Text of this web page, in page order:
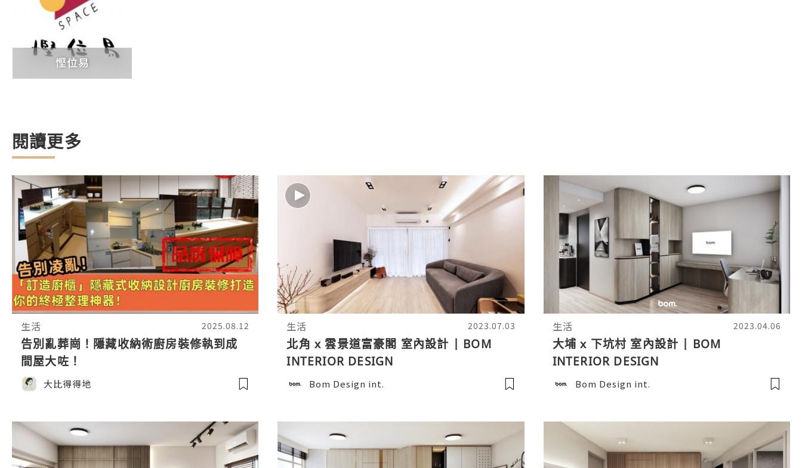
慳位易
閱讀更多
生活 2025.08.12
告別亂葬崗！隱藏收納術廚房裝修執到成
間屋大咗！
大比得得地
生活 2023.07.03
北角 x 雲景道富豪閣 室內設計 | BOM
INTERIOR DESIGN
Bom Design int.
生活 2023.04.06
大埔 x 下坑村 室內設計 | BOM
INTERIOR DESIGN
Bom Design int.